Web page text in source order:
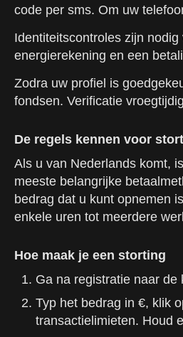
code per sms. Om uw
Identiteitscontroles zijn
energierekening en een
Zodra uw profiel is
fondsen. Verificatie
De regels kennen voor
Als u van Nederlands komt,
meeste belangrijke
bedrag dat u kunt opnemen
enkele uren tot meerdere
Hoe maak je een storting
Ga na registratie naar
Typ het bedrag in €, klik
transactielimieten. Houd